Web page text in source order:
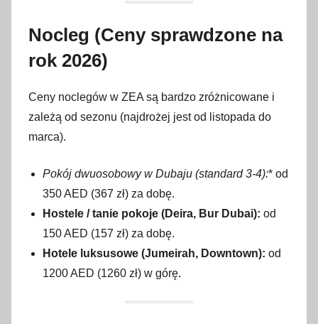
Nocleg (Ceny sprawdzone na
rok 2026)
Ceny noclegów w ZEA są bardzo zróżnicowane i
zależą od sezonu (najdrożej jest od listopada do
marca).
Pokój dwuosobowy w Dubaju (standard 3-4):* od
350 AED (367 zł) za dobę.
Hostele / tanie pokoje (Deira, Bur Dubai): od
150 AED (157 zł) za dobę.
Hotele luksusowe (Jumeirah, Downtown): od
1200 AED (1260 zł) w górę.